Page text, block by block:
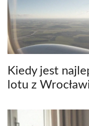
Kiedy jest
lotu z